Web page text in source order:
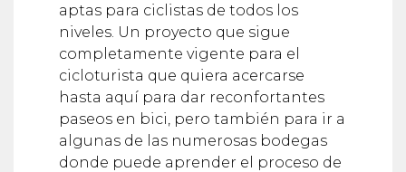
aptas para ciclistas de todos los
niveles. Un proyecto que sigue
completamente vigente para el
cicloturista que quiera acercarse
hasta aquí para dar reconfortantes
paseos en bici, pero también para ir a
algunas de las numerosas bodegas
donde puede aprender el proceso de